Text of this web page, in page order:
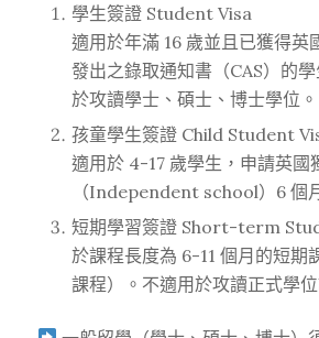
學生簽證 Student Visa
適用於年滿 16 歲並且已獲得英
發出之錄取通知書（CAS）的
於攻讀學士、碩士、博士學位。
孩童學生簽證 Child Student
適用於 4-17 歲學生，申請英國
（Independent school）6 個
短期學習簽證 Short-term
於課程長度為 6-11 個月的短期
課程）。不適用於攻讀正式學位